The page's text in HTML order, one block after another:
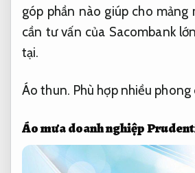
góp phần nào giúp cho mảng
cần tư vấn của Sacombank
tại.
Áo thun. Phù hợp nhiều phong
Áo mưa doanh nghiệp